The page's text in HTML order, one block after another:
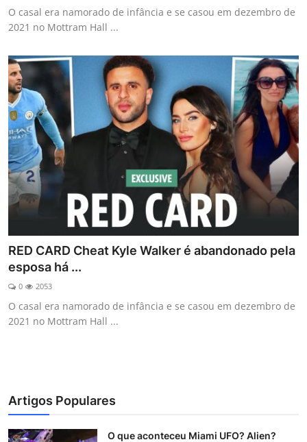
O casal era namorado de infância e se casou em dezembro de
2021 no Mottram Hall ...
RED CARD Cheat Kyle Walker é abandonado pela
esposa há ...
0 2053
O casal era namorado de infância e se casou em dezembro de
2021 no Mottram Hall ...
Artigos Populares
O que aconteceu Miami UFO? Alien?